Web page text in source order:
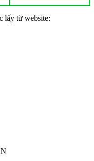
lấy từ website: